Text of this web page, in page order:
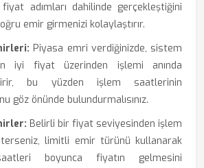
adımları dahilinde gerçekleştiğini
emir girmenizi kolaylaştırır.
Piyasa emri verdiğinizde, sistem
iyi fiyat üzerinden işlemi anında
bu yüzden işlem saatlerinin
göz önünde bulundurmalısınız.
Belirli bir fiyat seviyesinden işlem
limitli emir türünü kullanarak
boyunca fiyatın gelmesini